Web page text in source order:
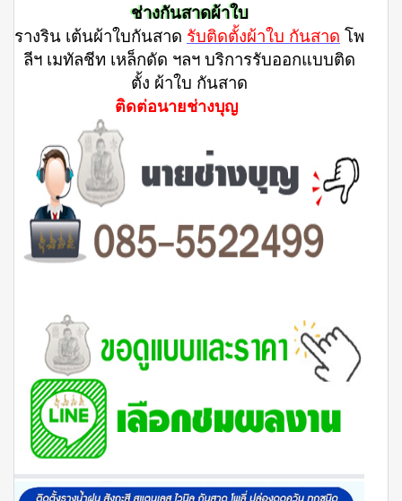
ช่างกันสาดผ้าใบ
รางริน เต้นผ้าใบกันสาด รับติดตั้งผ้าใบ กันสาด โพ
ลีฯ เมทัลชีท เหล็กดัด ฯลฯ บริการรับออกแบบติด
ตั้ง ผ้าใบ กันสาด
ติดต่อนายช่างบุญ